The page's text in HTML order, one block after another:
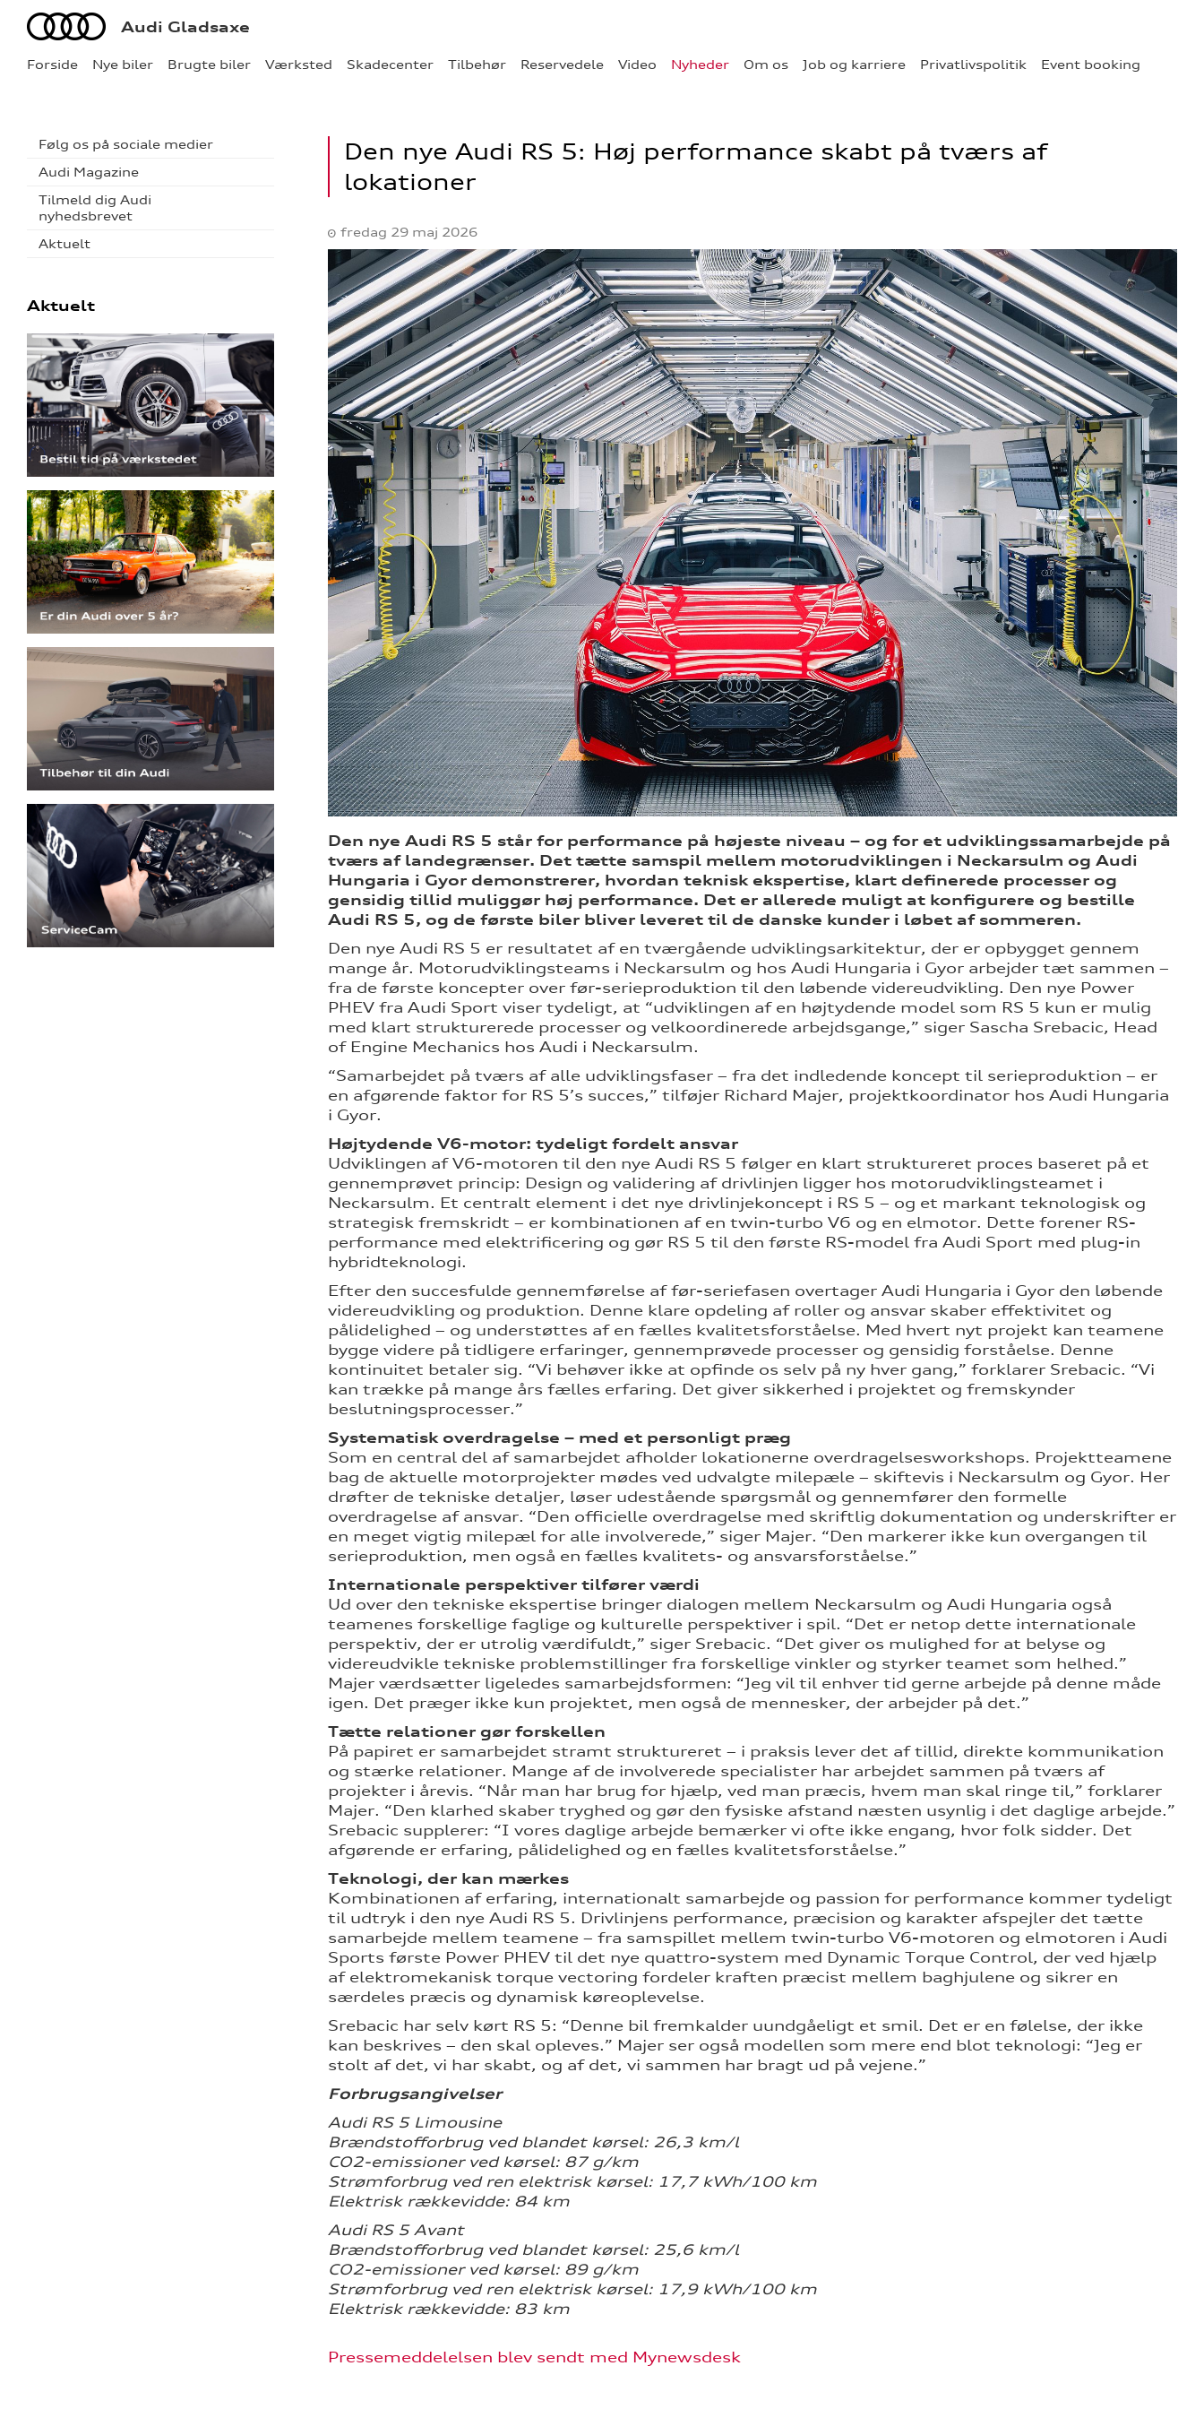
Forside Nye biler Brugte biler Værksted Skadecenter Tilbehør Reservedele Video Nyheder Om os Job og karriere Privatlivspolitik Event booking
Audi Audi Gladsaxe
Følg os på sociale medier
Audi Magazine
Tilmeld dig Audi
nyhedsbrevet
Aktuelt
Aktuelt
Den nye Audi RS 5: Høj performance skabt på tværs af
lokationer
fredag 29 maj 2026
Den nye Audi RS 5 står for performance på højeste niveau – og for et udviklingssamarbejde på
tværs af landegrænser. Det tætte samspil mellem motorudviklingen i Neckarsulm og Audi
Hungaria i Gyor demonstrerer, hvordan teknisk ekspertise, klart definerede processer og
gensidig tillid muliggør høj performance. Det er allerede muligt at konfigurere og bestille
Audi RS 5, og de første biler bliver leveret til de danske kunder i løbet af sommeren.
Den nye Audi RS 5 er resultatet af en tværgående udviklingsarkitektur, der er opbygget gennem
mange år. Motorudviklingsteams i Neckarsulm og hos Audi Hungaria i Gyor arbejder tæt sammen –
fra de første koncepter over før-serieproduktion til den løbende videreudvikling. Den nye Power
PHEV fra Audi Sport viser tydeligt, at “udviklingen af en højtydende model som RS 5 kun er mulig
med klart strukturerede processer og velkoordinerede arbejdsgange,” siger Sascha Srebacic, Head
of Engine Mechanics hos Audi i Neckarsulm.
“Samarbejdet på tværs af alle udviklingsfaser – fra det indledende koncept til serieproduktion – er
en afgørende faktor for RS 5’s succes,” tilføjer Richard Majer, projektkoordinator hos Audi Hungaria
i Gyor.
Højtydende V6-motor: tydeligt fordelt ansvar
Udviklingen af V6-motoren til den nye Audi RS 5 følger en klart struktureret proces baseret på et
gennemprøvet princip: Design og validering af drivlinjen ligger hos motorudviklingsteamet i
Neckarsulm. Et centralt element i det nye drivlinjekoncept i RS 5 – og et markant teknologisk og
strategisk fremskridt – er kombinationen af en twin-turbo V6 og en elmotor. Dette forener RS-
performance med elektrificering og gør RS 5 til den første RS-model fra Audi Sport med plug-in
hybridteknologi.
Efter den succesfulde gennemførelse af før-seriefasen overtager Audi Hungaria i Gyor den løbende
videreudvikling og produktion. Denne klare opdeling af roller og ansvar skaber effektivitet og
pålidelighed – og understøttes af en fælles kvalitetsforståelse. Med hvert nyt projekt kan teamene
bygge videre på tidligere erfaringer, gennemprøvede processer og gensidig forståelse. Denne
kontinuitet betaler sig. “Vi behøver ikke at opfinde os selv på ny hver gang,” forklarer Srebacic. “Vi
kan trække på mange års fælles erfaring. Det giver sikkerhed i projektet og fremskynder
beslutningsprocesser.”
Systematisk overdragelse – med et personligt præg
Som en central del af samarbejdet afholder lokationerne overdragelsesworkshops. Projektteamene
bag de aktuelle motorprojekter mødes ved udvalgte milepæle – skiftevis i Neckarsulm og Gyor. Her
drøfter de tekniske detaljer, løser udestående spørgsmål og gennemfører den formelle
overdragelse af ansvar. “Den officielle overdragelse med skriftlig dokumentation og underskrifter er
en meget vigtig milepæl for alle involverede,” siger Majer. “Den markerer ikke kun overgangen til
serieproduktion, men også en fælles kvalitets- og ansvarsforståelse.”
Internationale perspektiver tilfører værdi
Ud over den tekniske ekspertise bringer dialogen mellem Neckarsulm og Audi Hungaria også
teamenes forskellige faglige og kulturelle perspektiver i spil. “Det er netop dette internationale
perspektiv, der er utrolig værdifuldt,” siger Srebacic. “Det giver os mulighed for at belyse og
videreudvikle tekniske problemstillinger fra forskellige vinkler og styrker teamet som helhed.”
Majer værdsætter ligeledes samarbejdsformen: “Jeg vil til enhver tid gerne arbejde på denne måde
igen. Det præger ikke kun projektet, men også de mennesker, der arbejder på det.”
Tætte relationer gør forskellen
På papiret er samarbejdet stramt struktureret – i praksis lever det af tillid, direkte kommunikation
og stærke relationer. Mange af de involverede specialister har arbejdet sammen på tværs af
projekter i årevis. “Når man har brug for hjælp, ved man præcis, hvem man skal ringe til,” forklarer
Majer. “Den klarhed skaber tryghed og gør den fysiske afstand næsten usynlig i det daglige arbejde.”
Srebacic supplerer: “I vores daglige arbejde bemærker vi ofte ikke engang, hvor folk sidder. Det
afgørende er erfaring, pålidelighed og en fælles kvalitetsforståelse.”
Teknologi, der kan mærkes
Kombinationen af erfaring, internationalt samarbejde og passion for performance kommer tydeligt
til udtryk i den nye Audi RS 5. Drivlinjens performance, præcision og karakter afspejler det tætte
samarbejde mellem teamene – fra samspillet mellem twin-turbo V6-motoren og elmotoren i Audi
Sports første Power PHEV til det nye quattro-system med Dynamic Torque Control, der ved hjælp
af elektromekanisk torque vectoring fordeler kraften præcist mellem baghjulene og sikrer en
særdeles præcis og dynamisk køreoplevelse.
Srebacic har selv kørt RS 5: “Denne bil fremkalder uundgåeligt et smil. Det er en følelse, der ikke
kan beskrives – den skal opleves.” Majer ser også modellen som mere end blot teknologi: “Jeg er
stolt af det, vi har skabt, og af det, vi sammen har bragt ud på vejene.”
Forbrugsangivelser
Audi RS 5 Limousine
Brændstofforbrug ved blandet kørsel: 26,3 km/l
CO2-emissioner ved kørsel: 87 g/km
Strømforbrug ved ren elektrisk kørsel: 17,7 kWh/100 km
Elektrisk rækkevidde: 84 km
Audi RS 5 Avant
Brændstofforbrug ved blandet kørsel: 25,6 km/l
CO2-emissioner ved kørsel: 89 g/km
Strømforbrug ved ren elektrisk kørsel: 17,9 kWh/100 km
Elektrisk rækkevidde: 83 km
Pressemeddelelsen blev sendt med Mynewsdesk